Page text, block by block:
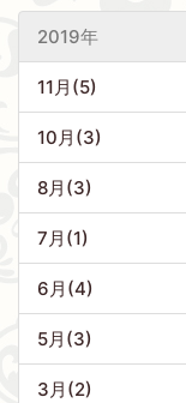
2019年
11月(5)
10月(3)
8月(3)
7月(1)
6月(4)
5月(3)
3月(2)